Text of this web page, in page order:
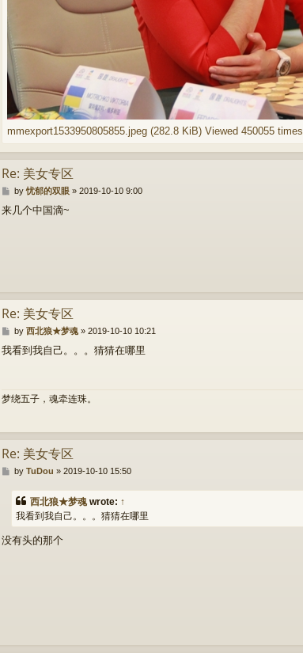
mmexport1533950805855.jpeg (282.8 KiB) Viewed 450055 times
Re: 美女专区
P
s
by忧郁的双眼» 2019-10-10 9:00
来几个中国滴~
Re: 美女专区
P
s
by 西北狼★梦魂» 2019-10-10 10:21
我看到我自己。。。猜猜在哪里
梦绕五子，魂牵连珠。
Re: 美女专区
P
s
by TuDou » 2019-10-10 15:50
西北狼★梦魂 wrote: ↑
我看到我自己。。。猜猜在哪里
没有头的那个